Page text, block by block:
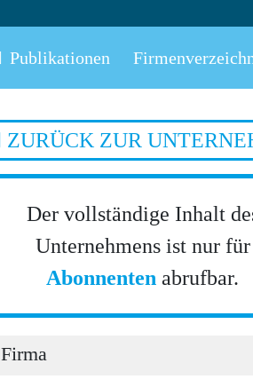
Publikationen
ZURÜCK ZUR
Der vollständige Inhalt
Unternehmens ist nur für
Abonnenten abrufbar.
Firma